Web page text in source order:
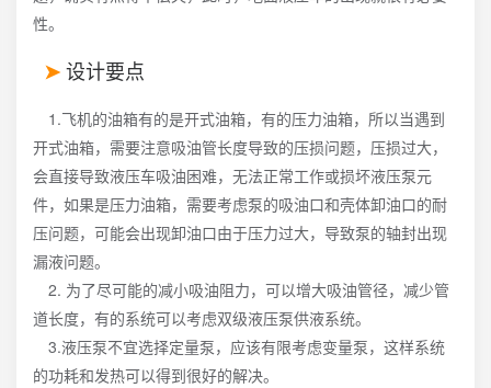
性。
设计要点
1.飞机的油箱有的是开式油箱，有的压力油箱，所以当遇到
开式油箱，需要注意吸油管长度导致的压损问题，压损过大，
会直接导致液压车吸油困难，无法正常工作或损坏液压泵元
件，如果是压力油箱，需要考虑泵的吸油口和壳体卸油口的耐
压问题，可能会出现卸油口由于压力过大，导致泵的轴封出现
漏液问题。
2. 为了尽可能的减小吸油阻力，可以增大吸油管径，减少管
道长度，有的系统可以考虑双级液压泵供液系统。
3.液压泵不宜选择定量泵，应该有限考虑变量泵，这样系统
的功耗和发热可以得到很好的解决。